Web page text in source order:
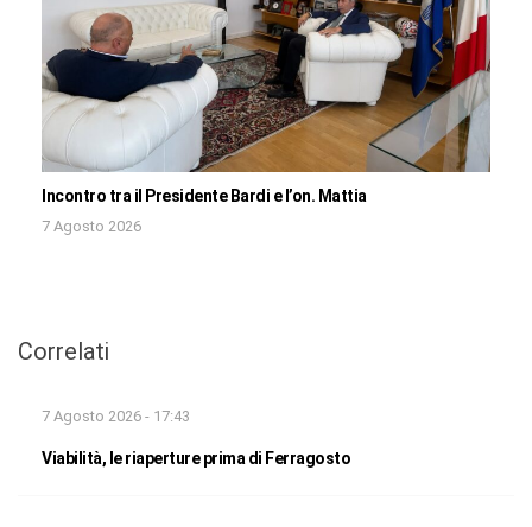
Incontro tra il Presidente Bardi e l’on. Mattia
7 Agosto 2026
Correlati
7 Agosto 2026 - 17:43
Viabilità, le riaperture prima di Ferragosto